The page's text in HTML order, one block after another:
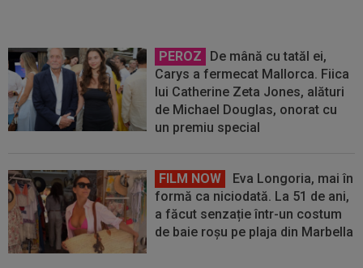
PEROZ
De mână cu tatăl ei,
Carys a fermecat Mallorca. Fiica
lui Catherine Zeta Jones, alături
de Michael Douglas, onorat cu
un premiu special
FILM NOW
Eva Longoria, mai în
formă ca niciodată. La 51 de ani,
a făcut senzație într-un costum
de baie roșu pe plaja din Marbella